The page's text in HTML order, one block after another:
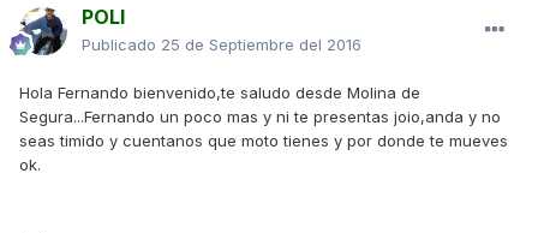
POLI
Publicado 25 de Septiembre del 2016
Hola Fernando bienvenido,te saludo desde Molina de
Segura...Fernando un poco mas y ni te presentas joio,anda y no
seas timido y cuentanos que moto tienes y por donde te mueves
ok.